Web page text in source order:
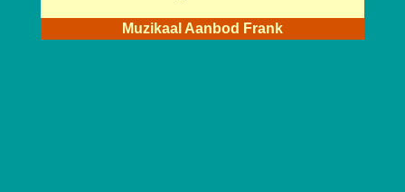
Muzikaal Aanbod Frank